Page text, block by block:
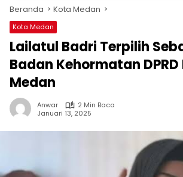
Beranda Kota Medan
Kota Medan
Lailatul Badri Terpilih
Badan Kehormatan
Medan
Anwar
2 Min Baca
Januari 13, 2025